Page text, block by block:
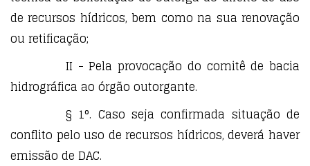
de recursos hídricos, bem como na sua renovação
ou retificação;
II - Pela provocação do comitê de bacia
hidrográfica ao órgão outorgante.
§ 1°. Caso seja confirmada situação de
conflito pelo uso de recursos hídricos, deverá haver
emissão de DAC.